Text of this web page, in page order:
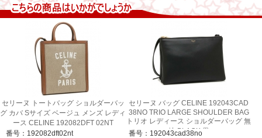
セリーヌ トートバッグ ショルダーバッ
グ カバ Sサイズ ベージュ メンズ レディ
ース CELINE 192082DFT 02NT
番号：192082dft02nt
セリーヌ バッグ CELINE 192043CAD
38NO TRIO LARGE SHOULDER BAG
トリオ レディース ショルダーバッグ 無
地 BLACK 黒
番号：192043cad38no